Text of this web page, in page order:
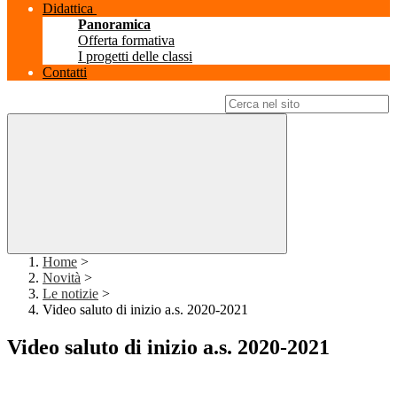
Didattica
Panoramica
Offerta formativa
I progetti delle classi
Contatti
Home >
Novità >
Le notizie >
Video saluto di inizio a.s. 2020-2021
Video saluto di inizio a.s. 2020-2021